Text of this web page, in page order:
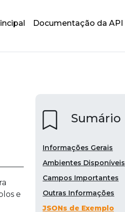
Documentação da API
e
Sumário
Informações Gerais
Ambientes Disponíveis
Campos Importantes
Outras Informações
JSONs de Exemplo